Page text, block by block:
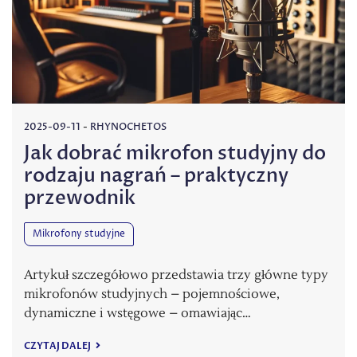
2025-09-11 - RHYNOCHETOS
Jak dobrać mikrofon studyjny do
rodzaju nagrań – praktyczny
przewodnik
Mikrofony studyjne
Artykuł szczegółowo przedstawia trzy główne typy
mikrofonów studyjnych – pojemnościowe,
dynamiczne i wstęgowe – omawiając…
CZYTAJ DALEJ